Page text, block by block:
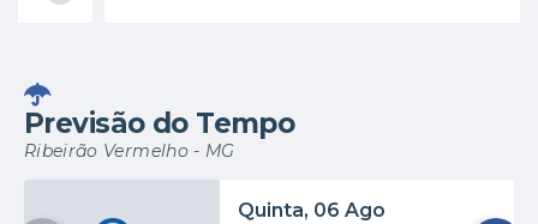
Previsão do Tempo
Ribeirão Vermelho - MG
Quinta 06 Ago